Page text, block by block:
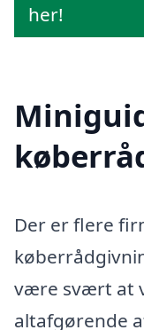
her!
Der er flere
være svært at
altafgørende